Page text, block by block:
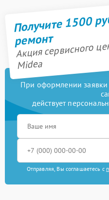
Получите 1500
ремонт
Акция сервисного
Midea
При оформлении заявки
действует
Отправляя, Вы соглашаетесь с